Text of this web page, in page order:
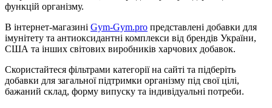
функцій організму.
В інтернет-магазині Gym-Gym.pro представлені добавки для
імунітету та антиоксидантні комплекси від брендів України,
США та інших світових виробників харчових добавок.
Скористайтеся фільтрами категорії на сайті та підберіть
добавки для загальної підтримки організму під свої цілі,
бажаний склад, форму випуску та індивідуальні потреби.